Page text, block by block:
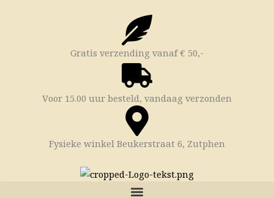
Gratis verzending vanaf € 50,-
Voor 15.00 uur besteld, vandaag verzonden
Fysieke winkel Beukerstraat 6, Zutphen